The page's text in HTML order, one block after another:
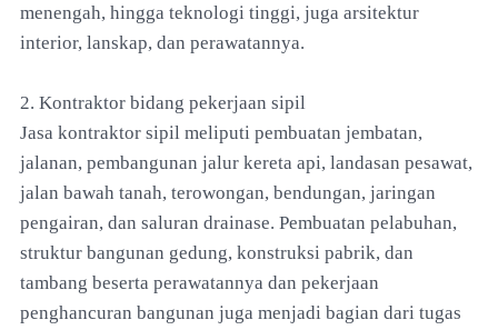
menengah, hingga teknologi tinggi, juga arsitektur
interior, lanskap, dan perawatannya.
2. Kontraktor bidang pekerjaan sipil
Jasa kontraktor sipil meliputi pembuatan jembatan,
jalanan, pembangunan jalur kereta api, landasan pesawat,
jalan bawah tanah, terowongan, bendungan, jaringan
pengairan, dan saluran drainase. Pembuatan pelabuhan,
struktur bangunan gedung, konstruksi pabrik, dan
tambang beserta perawatannya dan pekerjaan
penghancuran bangunan juga menjadi bagian dari tugas